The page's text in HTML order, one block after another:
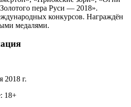
пера Руси — 2018».
конкурсов. Награждён
медалями.
2018 г.
18+